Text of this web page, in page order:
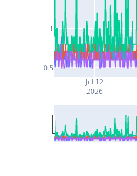
Jul 12
2026
0.5
1